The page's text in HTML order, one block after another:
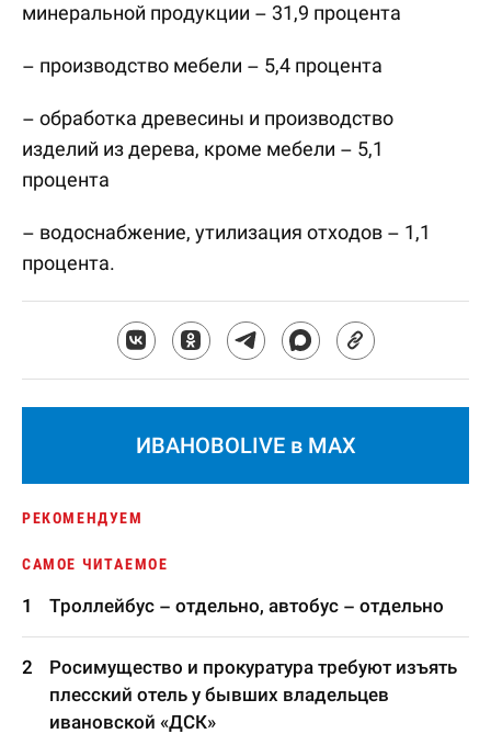
минеральной продукции – 31,9 процента
– производство мебели – 5,4 процента
– обработка древесины и производство
изделий из дерева, кроме мебели – 5,1
процента
– водоснабжение, утилизация отходов – 1,1
процента.
ИВАНОВОLIVE в MAX
РЕКОМЕНДУЕМ
САМОЕ ЧИТАЕМОЕ
Троллейбус – отдельно, автобус – отдельно
Росимущество и прокуратура требуют изъять
плесский отель у бывших владельцев
ивановской «ДСК»